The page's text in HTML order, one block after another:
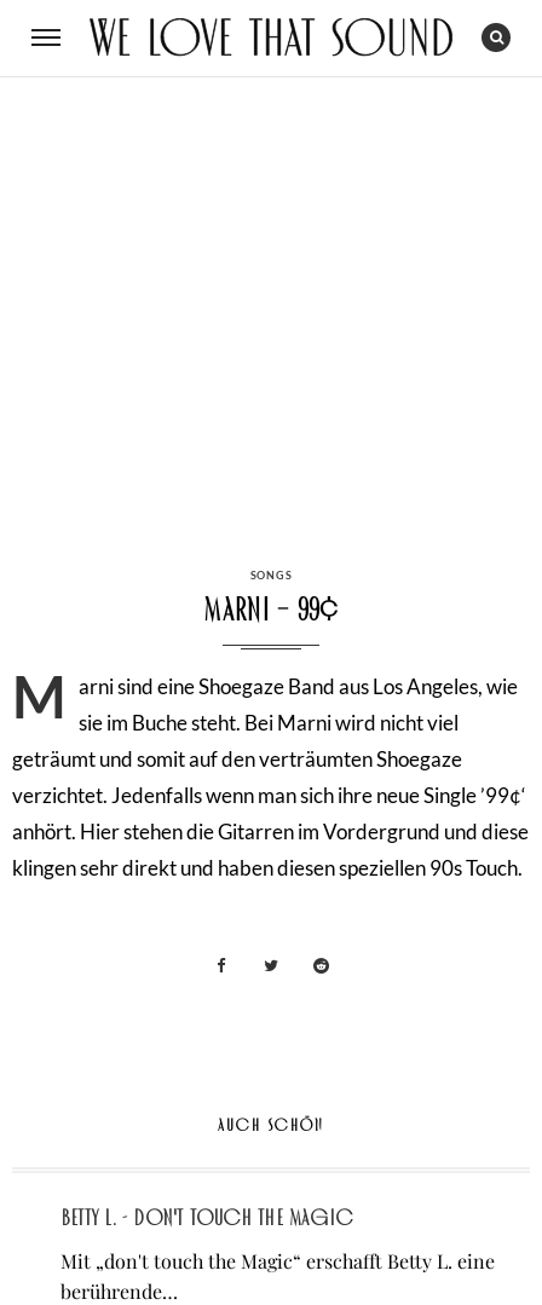
CATEGORIES
SONGS
Marni – 99¢
M
arni sind eine Shoegaze Band aus Los Angeles, wie
sie im Buche steht. Bei Marni wird nicht viel
geträumt und somit auf den verträumten Shoegaze
verzichtet. Jedenfalls wenn man sich ihre neue Single ’99¢‘
anhört. Hier stehen die Gitarren im Vordergrund und diese
klingen sehr direkt und haben diesen speziellen 90s Touch.
AUCH SCHÖN
Betty L. - don't touch the Magic
Mit „don't touch the Magic“ erschafft Betty L. eine
berührende…